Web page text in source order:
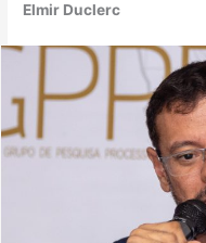
Elmir Duclerc